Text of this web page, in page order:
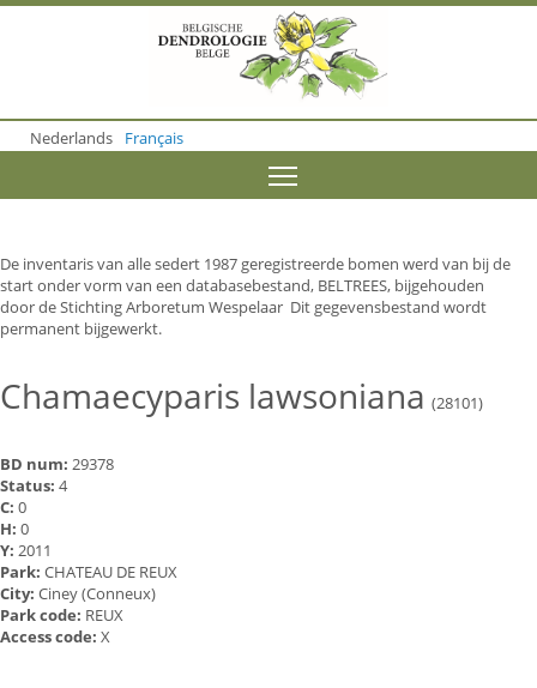
o
m
o
n
t
e
n
Nederlands Français
De inventaris van alle sedert 1987 geregistreerde bomen werd van bij de
start onder vorm van een databasebestand, BELTREES, bijgehouden
door de Stichting Arboretum Wespelaar Dit gegevensbestand wordt
permanent bijgewerkt.
Chamaecyparis lawsoniana (28101)
BD num: 29378
Status: 4
C: 0
H: 0
Y: 2011
Park: CHATEAU DE REUX
City: Ciney (Conneux)
Park code: REUX
Access code: X